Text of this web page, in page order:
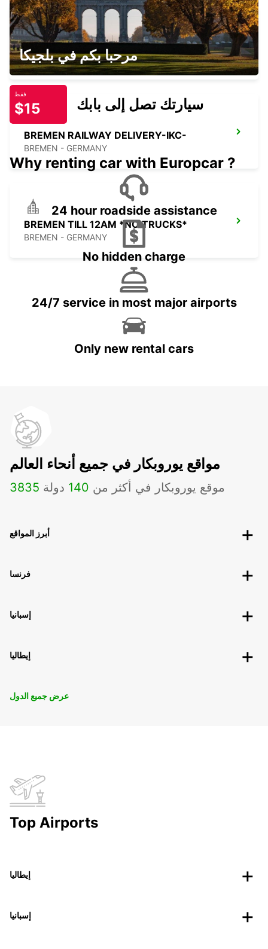
DELMENHORST
DELMENHORST - GERMANY
BREMEN RAILWAY DELIVERY-IKC-
BREMEN - GERMANY
BREMEN TILL 12AM *NO TRUCKS*
BREMEN - GERMANY
مرحبا بكم في بلجيكا
فقط
$15 سيارتك تصل إلى بابك
Why renting car with Europcar ?
24 hour roadside assistance
No hidden charge
24/7 service in most major airports
Only new rental cars
مواقع يوروبكار في جميع أنحاء العالم
3835 موقع يوروبكار في أكثر من 140 دولة
أبرز المواقع
فرنسا
إسبانيا
إيطاليا
عرض جميع الدول
Top Airports
إيطاليا
إسبانيا